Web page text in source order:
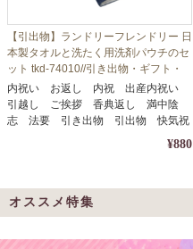
【引出物】ランドリーフレンドリー 日
本製タオルと洗たく用洗剤パウチのセ
ット tkd-74010//引き出物・ギフト・
内祝い・お中元・お歳暮等に
内祝い お返し 内祝 出産内祝い
引越し ご挨拶 香典返し 満中陰
志 法要 引き出物 引出物 快気祝
¥880
オススメ特集